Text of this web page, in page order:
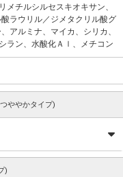
メチルシルセスキオキサン、
ラウリル／ジメタクリル酸グ
アルミナ、マイカ、シリカ、
ラン、水酸化Ａｌ、メチコン
ややかタイプ)
)